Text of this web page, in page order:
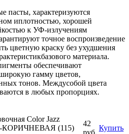
пасты, характеризуются
иплотностью, хорошей
к УФ-излучениям
точное воспроизведение
цветную краску без ухудшения
материала.
обеспечивают
гамму цветов,
тонов. Междусобой цвета
в любых пропорциях.
Color Jazz
КОРИЧНЕВАЯ (115)
42
руб.
Купить